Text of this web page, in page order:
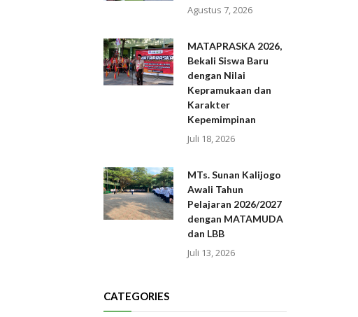
Agustus 7, 2026
MATAPRASKA 2026,
Bekali Siswa Baru
dengan Nilai
Kepramukaan dan
Karakter
Kepemimpinan
Juli 18, 2026
MTs. Sunan Kalijogo
Awali Tahun
Pelajaran 2026/2027
dengan MATAMUDA
dan LBB
Juli 13, 2026
CATEGORIES